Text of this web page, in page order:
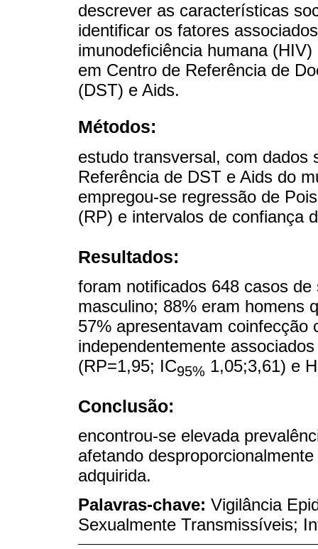
descrever as características
identificar os fatores
imunodeficiência humana
em Centro de Referência de
(DST) e Aids.
Métodos:
estudo transversal, com dados
Referência de DST e Aids do
empregou-se regressão de
(RP) e intervalos de confiança
Resultados:
foram notificados 648 casos
masculino; 88% eram homens
57% apresentavam coinfecção
independentemente
(RP=1,95; IC95% 1,05;3,61) e
Conclusão:
encontrou-se elevada
afetando
adquirida.
Palavras-chave: Vigilância
Sexualmente Transmissíveis;